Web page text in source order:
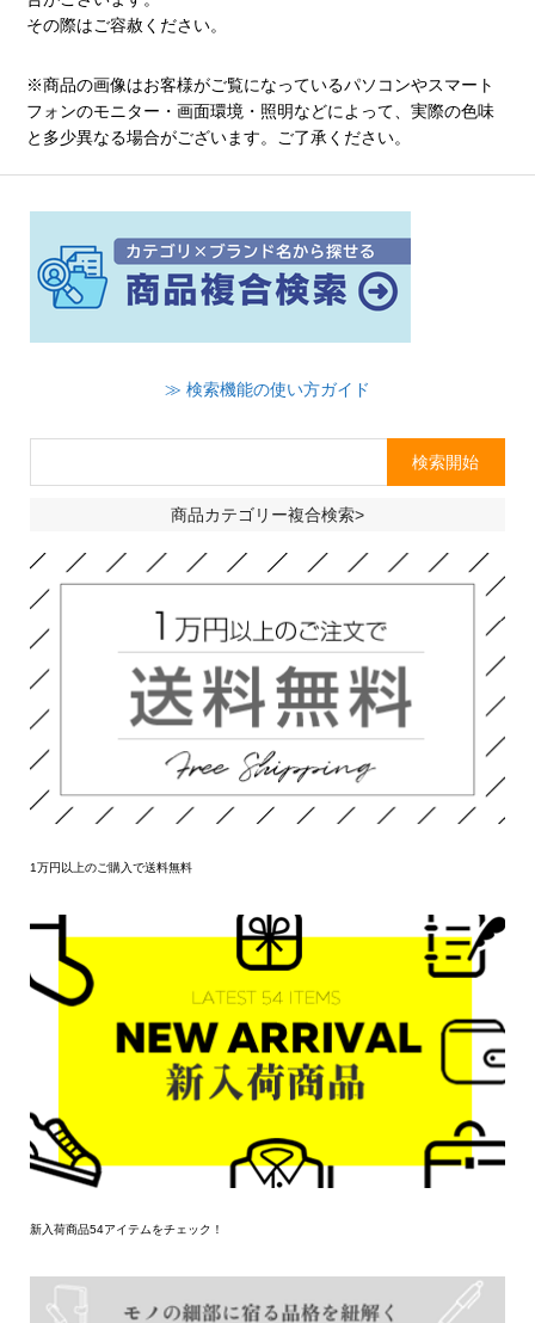
その際はご容赦ください。
※商品の画像はお客様がご覧になっているパソコンやスマート
フォンのモニター・画面環境・照明などによって、実際の色味
と多少異なる場合がございます。ご了承ください。
≫ 検索機能の使い方ガイド
商品カテゴリー複合検索>
1万円以上のご購入で送料無料
新入荷商品54アイテムをチェック！